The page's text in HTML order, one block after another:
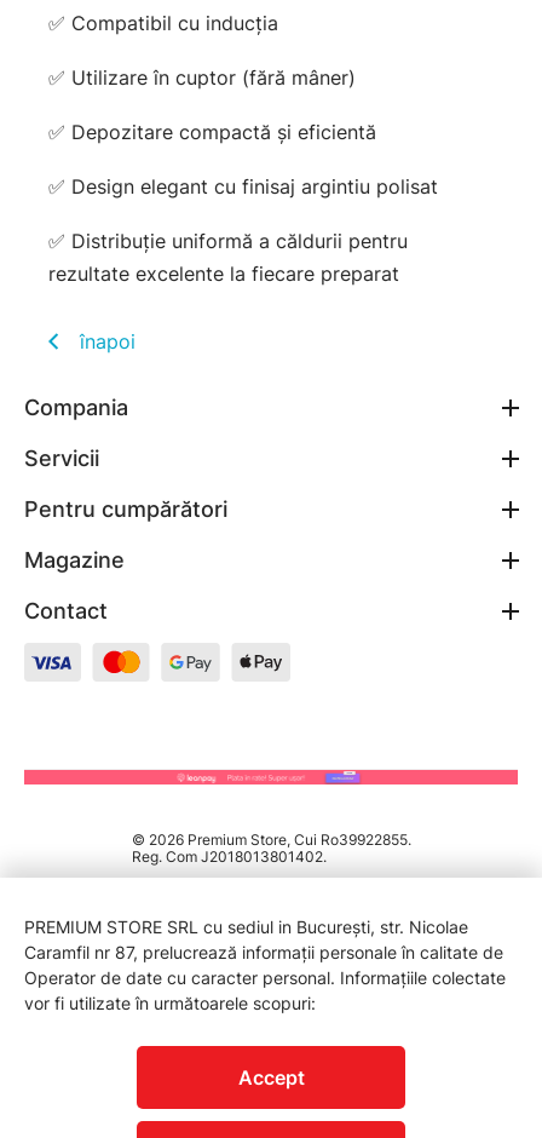
✅ Compatibil cu inducția
✅ Utilizare în cuptor (fără mâner)
✅ Depozitare compactă și eficientă
✅ Design elegant cu finisaj argintiu polisat
✅ Distribuție uniformă a căldurii pentru
rezultate excelente la fiecare preparat
înapoi
Compania
Servicii
Pentru cumpărători
Magazine
Contact
© 2026 Premium Store, Cui Ro39922855.
Reg. Com J2018013801402.
PREMIUM STORE SRL cu sediul in București, str. Nicolae
Caramfil nr 87, prelucrează informații personale în calitate de
Operator de date cu caracter personal. Informațiile colectate
vor fi utilizate în următoarele scopuri:
Accept